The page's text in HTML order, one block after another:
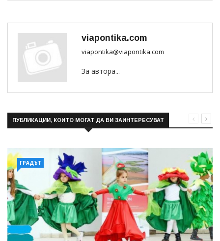
viapontika.com
viapontika@viapontika.com
За автора...
ПУБЛИКАЦИИ, КОИТО МОГАТ ДА ВИ ЗАИНТЕРЕСУВАТ
ГРАДЪТ